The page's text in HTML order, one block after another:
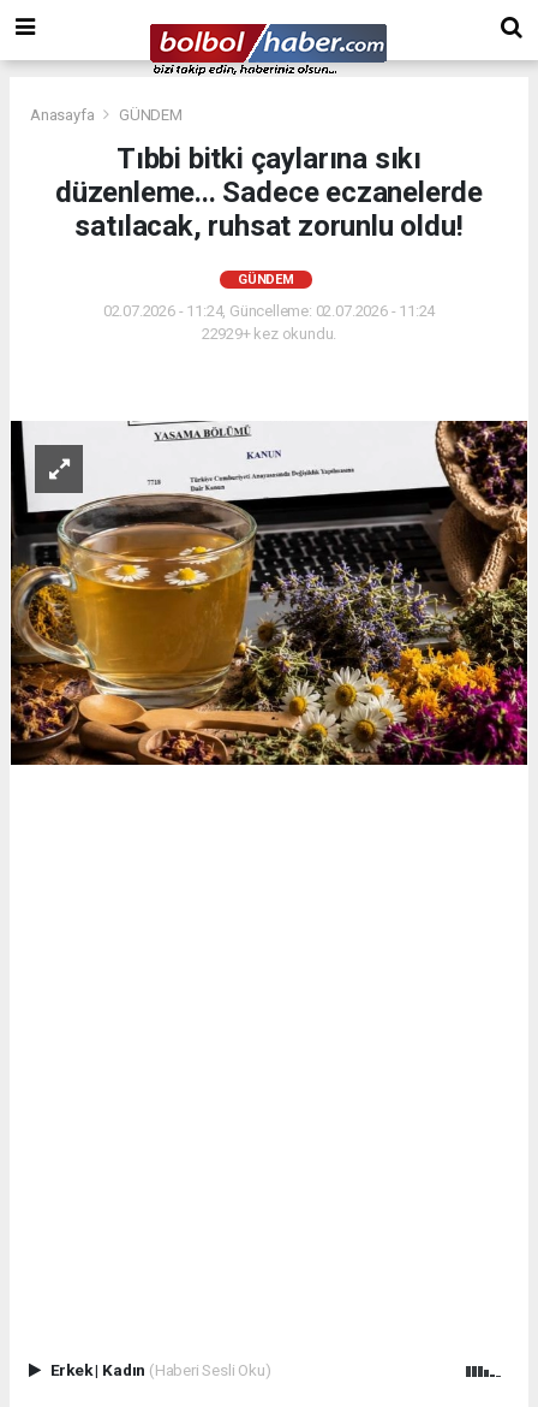
Anasayfa GÜNDEM
Tıbbi bitki çaylarına sıkı
düzenleme... Sadece eczanelerde
satılacak, ruhsat zorunlu oldu!
GÜNDEM
02.07.2026 - 11:24, Güncelleme: 02.07.2026 - 11:24
22929+ kez okundu.
Erkek| Kadın (Haberi Sesli Oku)